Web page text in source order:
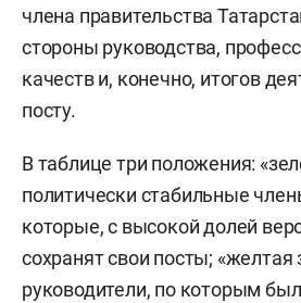
члена правительства
стороны руководства,
качеств и, конечно, итогов
посту.
В таблице три положения:
политически стабильные
которые, с высокой долей
сохранят свои посты; «желтая
руководители, по которым